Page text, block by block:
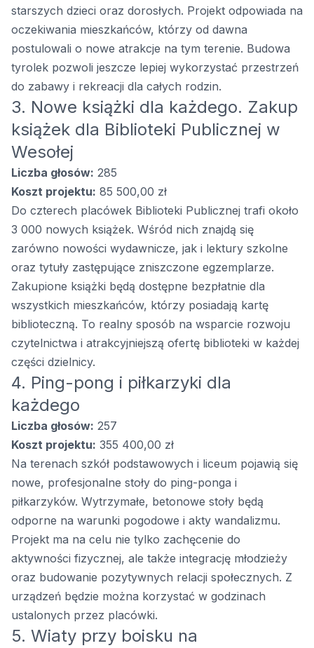
starszych dzieci oraz dorosłych. Projekt odpowiada na
oczekiwania mieszkańców, którzy od dawna
postulowali o nowe atrakcje na tym terenie. Budowa
tyrolek pozwoli jeszcze lepiej wykorzystać przestrzeń
do zabawy i rekreacji dla całych rodzin.
3. Nowe książki dla każdego. Zakup
książek dla Biblioteki Publicznej w
Wesołej
Liczba głosów: 285
Koszt projektu: 85 500,00 zł
Do czterech placówek Biblioteki Publicznej trafi około
3 000 nowych książek. Wśród nich znajdą się
zarówno nowości wydawnicze, jak i lektury szkolne
oraz tytuły zastępujące zniszczone egzemplarze.
Zakupione książki będą dostępne bezpłatnie dla
wszystkich mieszkańców, którzy posiadają kartę
biblioteczną. To realny sposób na wsparcie rozwoju
czytelnictwa i atrakcyjniejszą ofertę biblioteki w każdej
części dzielnicy.
4. Ping-pong i piłkarzyki dla
każdego
Liczba głosów: 257
Koszt projektu: 355 400,00 zł
Na terenach szkół podstawowych i liceum pojawią się
nowe, profesjonalne stoły do ping-ponga i
piłkarzyków. Wytrzymałe, betonowe stoły będą
odporne na warunki pogodowe i akty wandalizmu.
Projekt ma na celu nie tylko zachęcenie do
aktywności fizycznej, ale także integrację młodzieży
oraz budowanie pozytywnych relacji społecznych. Z
urządzeń będzie można korzystać w godzinach
ustalonych przez placówki.
5. Wiaty przy boisku na